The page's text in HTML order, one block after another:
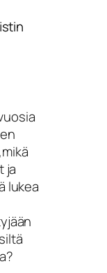
ja
lukea